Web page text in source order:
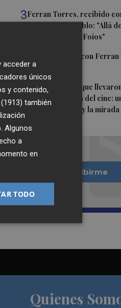
3Ferran Torres, recibido
masas en su pueblo: "Allá
digo que soy de Foios"
Foios se vuelca con
5Las '200 vidas' que
Águilas a la cima del cine:
recupera la voz y la
Quiero suscribirme
Quienes
a
únicos
y contenido,
también
Algunos
a
en
TODO